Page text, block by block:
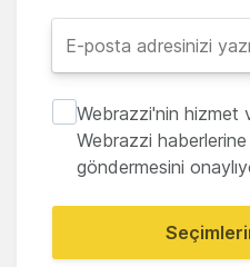
Webrazzi'nin hizmet
Webrazzi
göndermesini